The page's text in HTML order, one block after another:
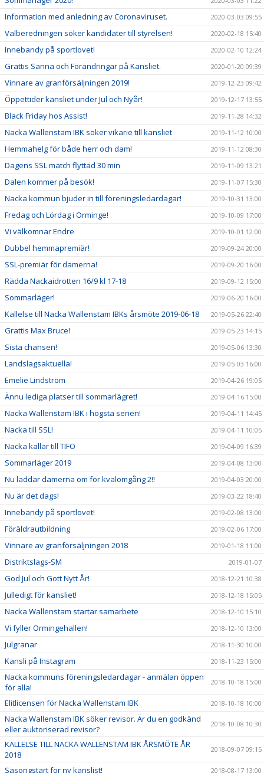
Information med anledning av Coronaviruset. 2020-03-03 09:55
Valberedningen söker kandidater till styrelsen! 2020-02-18 15:40
Innebandy på sportlovet! 2020-02-10 12:24
Grattis Sanna och Förändringar på Kansliet. 2020-01-20 09:39
Vinnare av granförsäljningen 2019! 2019-12-23 09:42
Öppettider kansliet under Jul och Nyår! 2019-12-17 13:55
Black Friday hos Assist! 2019-11-28 14:32
Nacka Wallenstam IBK söker vikarie till kansliet 2019-11-12 10:00
Hemmahelg för både herr och dam! 2019-11-12 08:30
Dagens SSL match flyttad 30 min 2019-11-09 13:21
Dalen kommer på besök! 2019-11-07 15:30
Nacka kommun bjuder in till föreningsledardagar! 2019-10-31 13:00
Fredag och Lördag i Orminge! 2019-10-09 17:00
Vi välkomnar Endre 2019-10-01 12:00
Dubbel hemmapremiär! 2019-09-24 20:00
SSL-premiär för damerna! 2019-09-20 16:00
Rädda Nackaidrotten 16/9 kl 17-18 2019-09-12 15:00
Sommarläger! 2019-06-20 16:00
Kallelse till Nacka Wallenstam IBKs årsmöte 2019-06-18 2019-05-26 22:40
Grattis Max Bruce! 2019-05-23 14:15
Sista chansen! 2019-05-06 13:30
Landslagsaktuella! 2019-05-03 16:00
Emelie Lindström 2019-04-26 19:05
Ännu lediga platser till sommarlägret! 2019-04-16 15:00
Nacka Wallenstam IBK i högsta serien! 2019-04-11 14:45
Nacka till SSL! 2019-04-11 10:05
Nacka kallar till TIFO 2019-04-09 16:39
Sommarläger 2019 2019-04-08 13:00
Nu laddar damerna om för kvalomgång 2!! 2019-04-03 20:00
Nu är det dags! 2019-03-22 18:40
Innebandy på sportlovet! 2019-02-08 13:00
Föräldrautbildning 2019-02-06 17:00
Vinnare av granförsäljningen 2018 2019-01-18 11:00
Distriktslags-SM 2019-01-07
God Jul och Gott Nytt År! 2018-12-21 10:38
Julledigt för kansliet! 2018-12-18 15:05
Nacka Wallenstam startar samarbete 2018-12-10 15:10
Vi fyller Ormingehallen! 2018-12-10 13:00
Julgranar 2018-11-30 10:00
Kansli på Instagram 2018-11-23 15:00
Nacka kommuns föreningsledardagar - anmälan öppen
för alla!
2018-10-18 15:00
Elitlicensen för Nacka Wallenstam IBK 2018-10-18 10:00
Nacka Wallenstam IBK söker revisor. Är du en godkänd
eller auktoriserad revisor?
2018-10-08 10:30
KALLELSE TILL NACKA WALLENSTAM IBK ÅRSMÖTE ÅR
2018
2018-09-07 09:15
Säsongstart för ny kanslist! 2018-08-17 13:00